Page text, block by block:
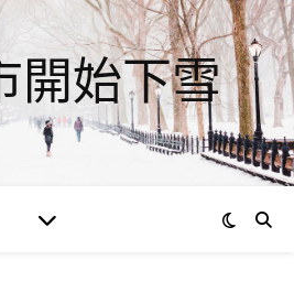
開始下雪